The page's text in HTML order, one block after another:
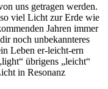
uns getragen werden.
viel Licht zur Erde wie
Jahren immer
noch unbekannteres
Leben er-leicht-ern
übrigens „leicht“
in Resonanz